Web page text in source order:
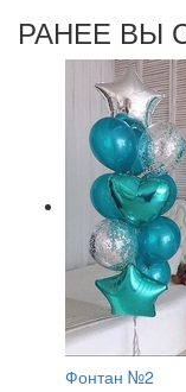
РАНЕЕ ВЫ
Фонтан №2